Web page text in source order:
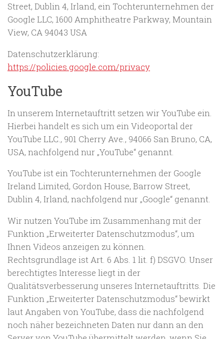
Street, Dublin 4, Irland, ein Tochterunternehmen der
Google LLC, 1600 Amphitheatre Parkway, Mountain
View, CA 94043 USA
Datenschutzerklärung:
https://policies.google.com/privacy
YouTube
In unserem Internetauftritt setzen wir YouTube ein.
Hierbei handelt es sich um ein Videoportal der
YouTube LLC., 901 Cherry Ave., 94066 San Bruno, CA,
USA, nachfolgend nur „YouTube“ genannt.
YouTube ist ein Tochterunternehmen der Google
Ireland Limited, Gordon House, Barrow Street,
Dublin 4, Irland, nachfolgend nur „Google“ genannt.
Wir nutzen YouTube im Zusammenhang mit der
Funktion „Erweiterter Datenschutzmodus“, um
Ihnen Videos anzeigen zu können.
Rechtsgrundlage ist Art. 6 Abs. 1 lit. f) DSGVO. Unser
berechtigtes Interesse liegt in der
Qualitätsverbesserung unseres Internetauftritts. Die
Funktion „Erweiterter Datenschutzmodus“ bewirkt
laut Angaben von YouTube, dass die nachfolgend
noch näher bezeichneten Daten nur dann an den